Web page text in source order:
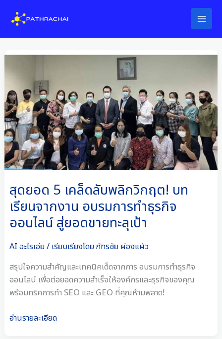
สุดยอด 5 เคล็ดลับพลิกวิกฤต! บท
เรียนจากงาน อบรมการทำธุรกิจ
ออนไลน์ สู่ยอดขายทะลุเป้า
AI อะไรเอ่ย/ เรียบเรียงโดยภัทรชัย ผ่องแผ้ว
สรุปใจความสำคัญและเทคนิคเด็ดจากการ อบรมการทำธุรกิจ
ออนไลน์ เพื่อต่อยอดความสำเร็จให้องค์กรและธุรกิจของคุณ
พร้อมทริคการทำ SEO และ GEO ที่คุณห้ามพลาด!
สุด
เคล็ด
ลับ
พลิก
วิกฤต!
บท
เรียน
จาก
งาน
อบรม
การ
ทำ
ออนไลน์
สู่
ยอด
ขาย
เป้า
อ่านรายละเอียด